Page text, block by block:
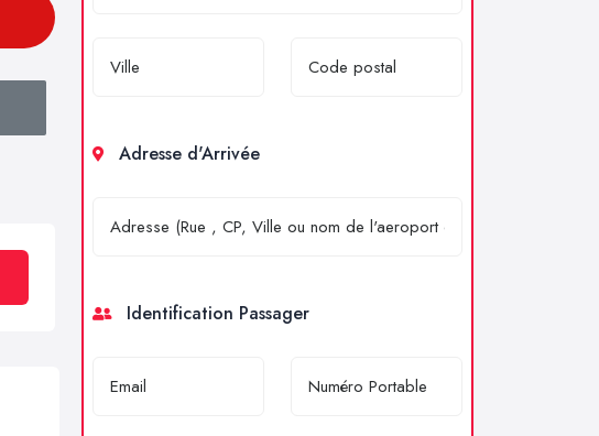
Adresse d'Arrivée
Identification Passager